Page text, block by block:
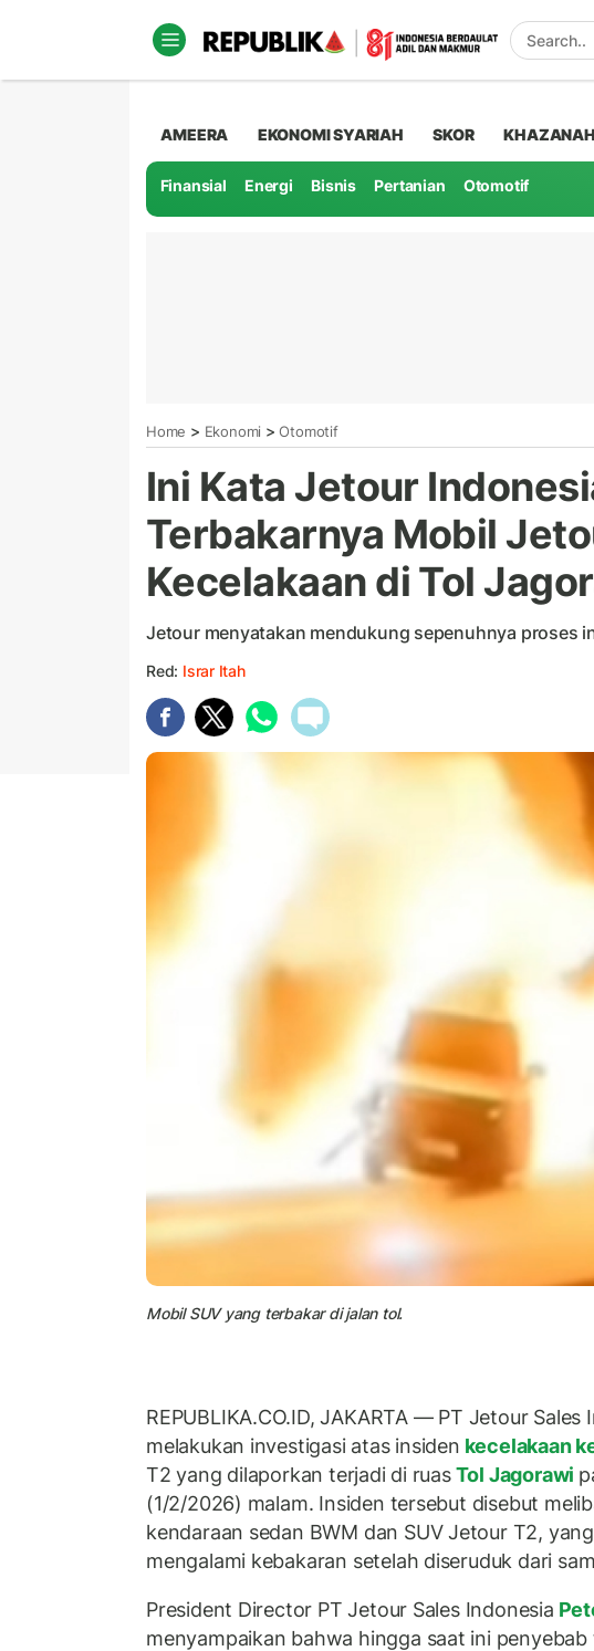
AMEERA EKONOMI SYARIAH SKOR KHAZANAH
Finansial Energi Bisnis Pertanian Otomotif
Home > Ekonomi > Otomotif
Ini Kata Jetour
Terbakarnya Mobil
Kecelakaan di Tol
Jetour menyatakan mendukung sepenuhnya proses
Red: Israr Itah
Mobil SUV yang terbakar di jalan tol.
REPUBLIKA.CO.ID, JAKARTA — PT Jetour Sales
melakukan investigasi atas insiden kecelakaan
T2 yang dilaporkan terjadi di ruasTol Jagorawi
(1/2/2026) malam. Insiden tersebut disebut
kendaraan sedan BWM dan SUV Jetour T2,
mengalami kebakaran setelah diseruduk dari
President Director PT Jetour Sales Indonesia
menyampaikan bahwa hingga saat ini penyebab